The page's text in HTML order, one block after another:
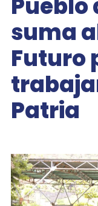
Pueblo
suma
Futuro
Patria